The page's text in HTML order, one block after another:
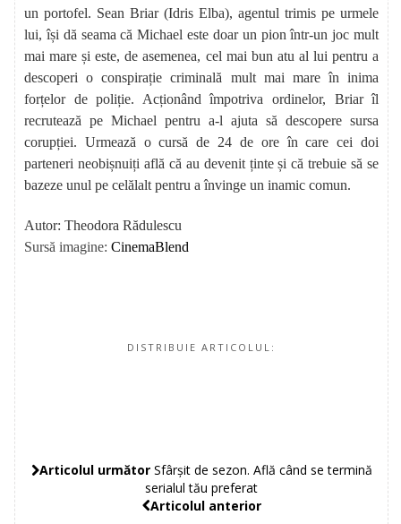
un portofel. Sean Briar (Idris Elba), agentul trimis pe urmele
lui, își dă seama că Michael este doar un pion într-un joc mult
mai mare și este, de asemenea, cel mai bun atu al lui pentru a
descoperi o conspirație criminală mult mai mare în inima
forțelor de poliție. Acționând împotriva ordinelor, Briar îl
recrutează pe Michael pentru a-l ajuta să descopere sursa
corupției. Urmează o cursă de 24 de ore în care cei doi
parteneri neobișnuiți află că au devenit ținte și că trebuie să se
bazeze unul pe celălalt pentru a învinge un inamic comun.
Autor: Theodora Rădulescu
Sursă imagine: CinemaBlend
DISTRIBUIE ARTICOLUL:
Articolul următor Sfârșit de sezon. Află când se termină
serialul tău preferat
Articolul anterior